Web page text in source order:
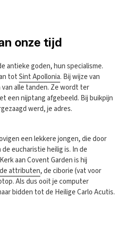
onze tijd
antieke goden, hun specialisme.
totSint Apollonia. Bij wijze van
alle tanden. Ze wordt ter
een nijptang afgebeeld. Bij buikpijn
werd, je adres.
een lekkere jongen, die door
eucharistie heilig is. In de
aan Covent Garden is hij
attributen, de ciborie (vat voor
Als dus ooit je computer
bidden tot de Heilige Carlo Acutis.